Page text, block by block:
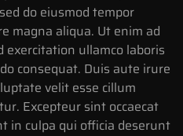
do eiusmod tempor
magna aliqua. Ut enim ad
ullamco laboris
consequat. Duis aute irure
velit esse cillum
Excepteur sint occaecat
in culpa qui officia deserunt